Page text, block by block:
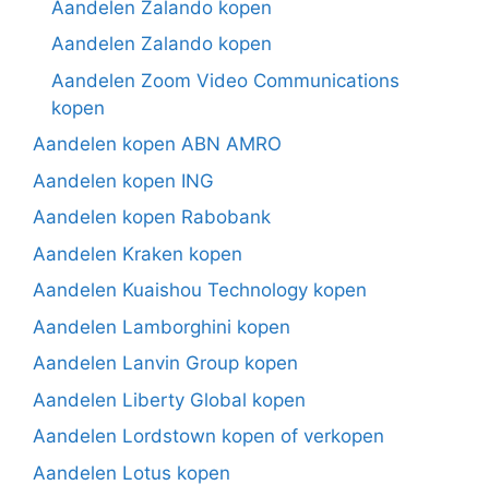
Aandelen Zalando kopen
Aandelen Zalando kopen
Aandelen Zoom Video Communications
kopen
Aandelen kopen ABN AMRO
Aandelen kopen ING
Aandelen kopen Rabobank
Aandelen Kraken kopen
Aandelen Kuaishou Technology kopen
Aandelen Lamborghini kopen
Aandelen Lanvin Group kopen
Aandelen Liberty Global kopen
Aandelen Lordstown kopen of verkopen
Aandelen Lotus kopen